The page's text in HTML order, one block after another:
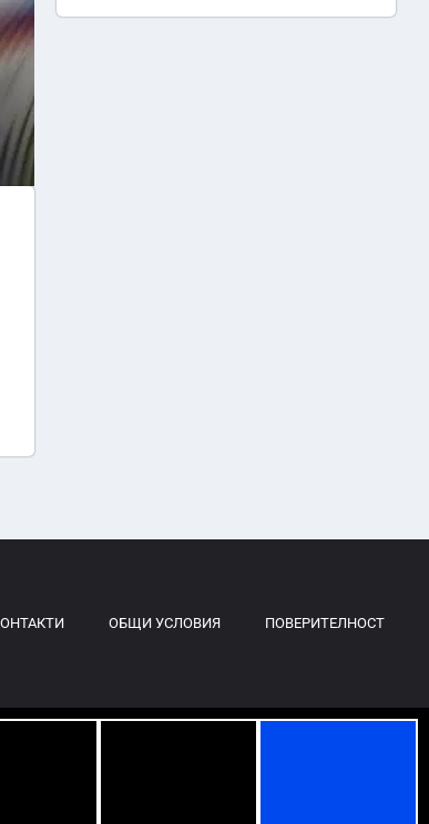
ОБЩИ УСЛОВИЯ ПОВЕРИТЕЛНОСТ